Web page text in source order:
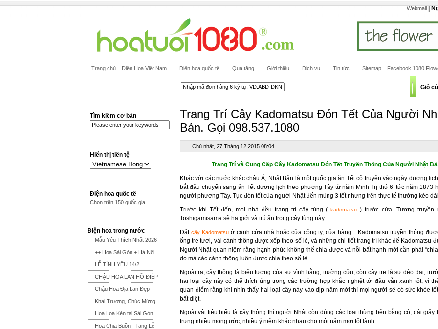
Webmail |
Trang chủ Điện Hoa Việt Nam Điện hoa quốc tế Quà tặng Giới thiệu Dịch vụ Tin tức Sitemap Facebook 1080
Giỏ
Tìm kiếm cơ bản
Hiển thị tiền tệ
Điện hoa quốc tế
Chọn trên 150 quốc gia
Điện hoa trong nước
Mẫu Yêu Thích Nhất 2026
++ Hoa Sài Gòn + Hà Nội
LỄ TÌNH YÊU 14/2
CHẬU HOA LAN HỒ ĐIỆP
Chậu Hoa Địa Lan Đẹp
Khai Trương, Chúc Mừng
Hoa Loa Kèn tại Sài Gòn
Hoa Chia Buồn - Tang Lễ
Trang Trí Cây Kadomatsu Đón Tết Của Người
Bản. Gọi 098.537.1080
Chủ nhật, 27 Tháng 12 2015 08:04
Trang Trí và Cung Cấp Cây Kadomatsu Đón Tết Truyền Thống Của Người Nhật
Khác với các nước khác châu Á, Nhật Bản là một quốc gia ăn Tết cổ truyền vào ngày dương
bắt đầu chuyển sang ăn Tết dương lịch theo phương Tây từ năm Minh Trị thứ 6, tức năm 1873
người phương Tây. Tục đón tết của người Nhật đến mùng 3 tết nhưng trên thực tế thường kéo
Trước khi Tết đến, mọi nhà đều trang trí cây tùng (kadomatsu ) trước cửa. Tương truyền
Toshigamisama sẽ hạ giới và trú ẩn trong cây tùng này .
Đặt cây Kadomatsuở cạnh cửa nhà hoặc cửa công ty, cửa hàng..: Kadomatsu truyền thống
ống tre tươi, vài cành thông được xếp theo số lẻ, và những chi tiết trang trí khác để Kadomatsu
Người Nhật quan niệm rằng hạnh phúc không thể chia được và nỗi bất hạnh mới cần phải
do mà các cành thông luôn được chia theo số lẻ.
Ngoài ra, cây thông là biểu tượng của sự vĩnh hằng, trường cửu, còn cây tre là sự dẻo dai,
hai loại cây này có thể thích ứng trong các trường hợp khắc nghiệt tới đâu vẫn xanh tốt, vì
quan điểm rằng khi nhìn thấy hai loại cây này vào dịp năm mới thì mọi người sẽ có sức khỏe
bất diệt.
Ngoài vật tiêu biểu là cây thông thì người Nhật còn dùng các loại thừng bện bằng cỏ, dải giấy
trưng nhiều mong ước, nhiều ý niệm khác nhau cho một năm mới tốt lành.